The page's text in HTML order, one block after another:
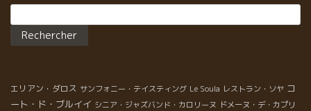
エリアン・ダロス サンフォニー・テイスティング Le Soula レストラン・ソヤ コ
ート・ド・ブルイイ シニア・ジャズバンド・カロリーヌ ドメーヌ・デ・カプリ